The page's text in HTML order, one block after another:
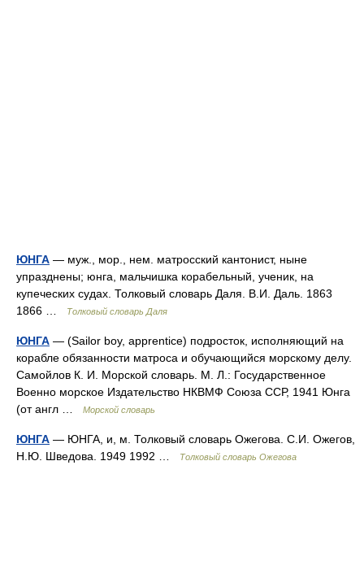
ЮНГА — муж., мор., нем. матросский кантонист, ныне
упразднены; юнга, мальчишка корабельный, ученик, на
купеческих судах. Толковый словарь Даля. В.И. Даль. 1863
1866 …
Толковый словарь Даля
ЮНГА — (Sailor boy, apprentice) подросток, исполняющий на
корабле обязанности матроса и обучающийся морскому делу.
Самойлов К. И. Морской словарь. М. Л.: Государственное
Военно морское Издательство НКВМФ Союза ССР, 1941 Юнга
(от англ …
Морской словарь
ЮНГА — ЮНГА, и, м. Толковый словарь Ожегова. С.И. Ожегов,
Н.Ю. Шведова. 1949 1992 …
Толковый словарь Ожегова